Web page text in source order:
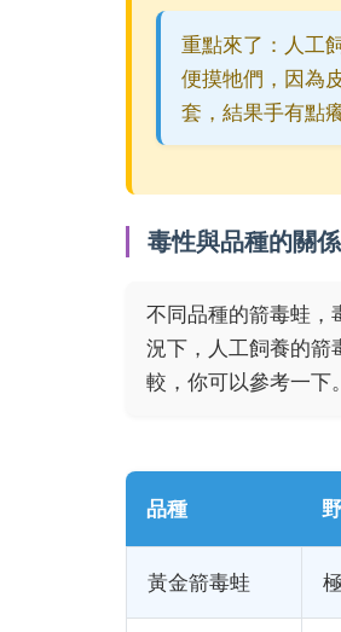
重點來了：人工
便摸牠們，因為
套，結果手有點
毒性與品種的關係
不同品種的箭毒蛙，
況下，人工飼養的箭
較，你可以參考一下。
品種
黃金箭毒蛙